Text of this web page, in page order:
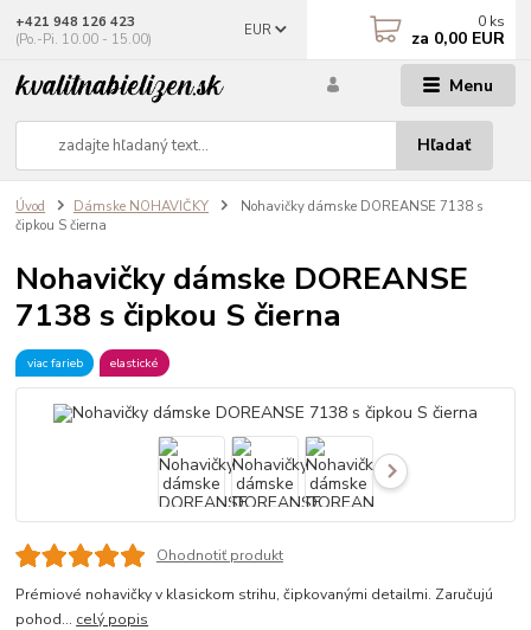
Menu
EUR
Hľadať
+421 948 126 423
(Po.-Pi. 10.00 - 15.00)
0 ks
za 0,00 EUR
Úvod Dámske NOHAVIČKY
Nohavičky dámske DOREANSE 7138 s
čipkou S čierna
Nohavičky dámske DOREANSE
7138 s čipkou S čierna
viac farieb elastické
Ohodnotiť produkt
Prémiové nohavičky v klasickom strihu, čipkovanými detailmi. Zaručujú
pohod... celý popis